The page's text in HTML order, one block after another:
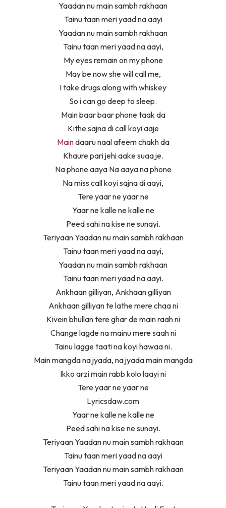
Yaadan nu main sambh rakhaan
Tainu taan meri yaad na aayi
Yaadan nu main sambh rakhaan
Tainu taan meri yaad na aayi,
My eyes remain on my phone
May be now she will call me,
I take drugs along with whiskey
So i can go deep to sleep.
Main baar baar phone taak da
Kithe sajna di call koyi aaje
Maindaaru naal afeem chakh da
Khaure pari jehi aake suaa je.
Na phone aaya Na aaya na phone
Na miss call koyi sajna di aayi,
Tere yaar ne yaar ne
Yaar ne kalle ne kalle ne
Peed sahi na kise ne sunayi.
Teriyaan Yaadan nu main sambh rakhaan
Tainu taan meri yaad na aayi,
Yaadan nu main sambh rakhaan
Tainu taan meri yaad na aayi.
Ankhaan gilliyan, Ankhaan gilliyan
Ankhaan gilliyan te lathe mere chaa ni
Kivein bhullan tere ghar de main raah ni
Change lagde na mainu mere saah ni
Tainu lagge taati na koyi hawaa ni.
Main mangda na jyada, na jyada main mangda
Ikko arzi main rabb kolo laayi ni
Tere yaar ne yaar ne
Lyricsdaw.com
Yaar ne kalle ne kalle ne
Peed sahi na kise ne sunayi.
Teriyaan Yaadan nu main sambh rakhaan
Tainu taan meri yaad na aayi
Teriyaan Yaadan nu main sambh rakhaan
Tainu taan meri yaad na aayi.